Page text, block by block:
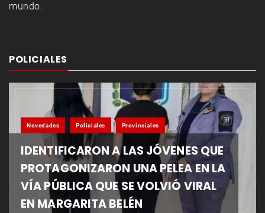
mundo.
POLICIALES
Novedades Policiales Provinciales
IDENTIFICARON A LAS JÓVENES QUE
PROTAGONIZARON UNA PELEA EN LA
VÍA PÚBLICA QUE SE VOLVIÓ VIRAL
EN MARGARITA BELÉN